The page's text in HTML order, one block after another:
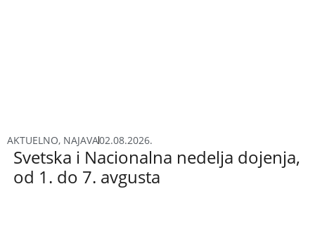
AKTUELNO, NAJAVA02.08.2026.
Svetska i Nacionalna nedelja dojenja,
od 1. do 7. avgusta